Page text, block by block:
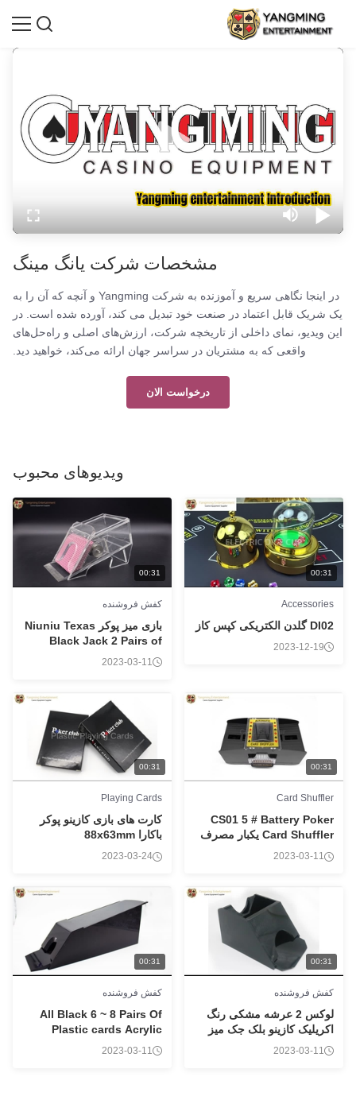
مشخصات شرکت یانگ مینگ
در اینجا نگاهی سریع و آموزنده به شرکت Yangming و آنچه که آن را به
یک شریک قابل اعتماد در صنعت خود تبدیل می کند، آورده شده است. در
این ویدیو، نمای داخلی از تاریخچه شرکت، ارزش‌های اصلی و راه‌حل‌های
واقعی که به مشتریان در سراسر جهان ارائه می‌کند، خواهید دید.
درخواست الان
ویدیوهای محبوب
00:31
Accessories
DI02 گلدن الکتریکی کپس کاز
2023-12-19
00:31
کفش فروشنده
بازی میز پوکر Niuniu Texas
Black Jack 2 Pairs of
Transparent Card Dealer
Shoe
2023-03-11
00:31
Card Shuffler
CS01 5 # Battery Poker
Card Shuffler یکبار مصرف
2023-03-11
00:31
Playing Cards
کارت های بازی کازینو پوکر
باکارا 88x63mm
2023-03-24
00:31
کفش فروشنده
لوکس 2 عرشه مشکی رنگ
اکریلیک کازینو بلک جک میز
پوکر کفش فروشنده
2023-03-11
00:31
کفش فروشنده
All Black 6 ~ 8 Pairs Of
Plastic cards Acrylic
Black Jack Texas Dealer
جدول پوکر
2023-03-11